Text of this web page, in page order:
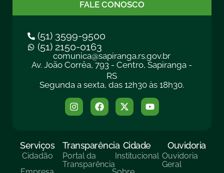
FALE CONOSCO
(51) 3599-9500
(51) 2150-0163
comunica@sapiranga.rs.gov.br
Av. João Corrêa, 793 - Centro, Sapiranga -
RS
Segunda a sexta, das 12h30 às 18h30.
Serviços
Cidadão
Transparência
Portal da
Transparência
Cidade
Institucional
Ouvidoria
Ouvidoria
Geral